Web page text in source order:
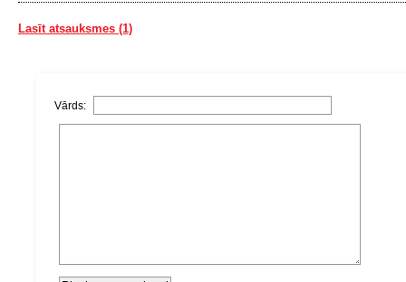
Lasīt atsauksmes (1)
Vārds: